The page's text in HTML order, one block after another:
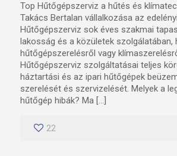
Top Hűtőgépszerviz a hűtés és
Takács Bertalan vállalkozása az
Hűtőgépszerviz sok éves szakmai
lakosság és a közületek szolgálatában,
hűtőgépszerelésről vagy
Hűtőgépszerviz szolgáltatásai teljes
háztartási és az ipari hűtőgépek
szerelését és szervizelését. Melyek a
hűtőgép hibák? Ma […]
22